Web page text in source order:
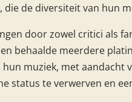
die de diversiteit van hun
door zowel critici als
behaalde meerdere
hun muziek, met
status te verwerven en